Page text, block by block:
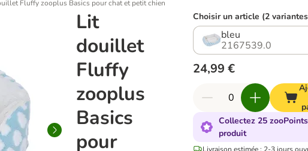
Fluffy zooplus Basics pour chat et petit chien
Lit
douillet
Fluffy
zooplus
Basics
pour
Choisir un article (2
bleu
2167539.0
24,99 €
Collectez 25
produit